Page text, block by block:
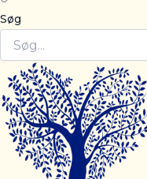
Søg